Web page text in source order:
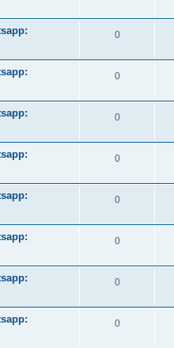
0
0
0
0
0
0
0
0